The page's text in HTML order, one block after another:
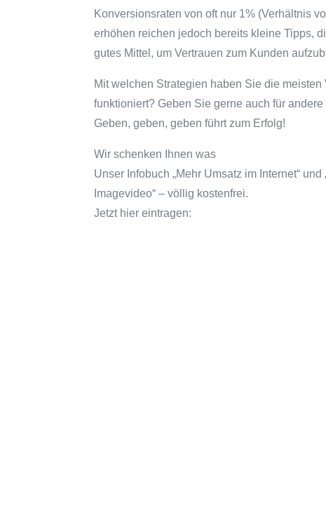
Konversionsraten von oft nur 1% (Verhältnis
erhöhen reichen jedoch bereits kleine Tipps,
gutes Mittel, um Vertrauen zum Kunden
Mit welchen Strategien haben Sie die
funktioniert? Geben Sie gerne auch für
Geben, geben, geben führt zum Erfolg!
Wir schenken Ihnen was
Unser Infobuch „Mehr Umsatz im Internet“
Imagevideo“ – völlig kostenfrei.
Jetzt hier eintragen: